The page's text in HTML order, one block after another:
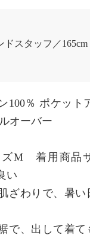
ドスタッフ
165cm
100％ ポケット
オーバー
ズM 着用商品
い
ざわりで、暑い
で、出して着て